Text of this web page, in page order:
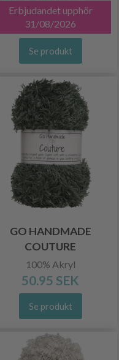
Erbjudandet upphör
31/08/2026
Se produkt
GO HANDMADE
COUTURE
100% Akryl
50.95 SEK
Se produkt